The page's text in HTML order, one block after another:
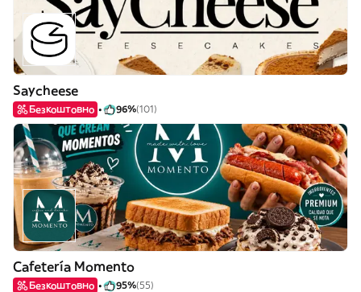
Saycheese
Безкоштовно 96%(101)
Cafetería Momento
Безкоштовно 95%(55)